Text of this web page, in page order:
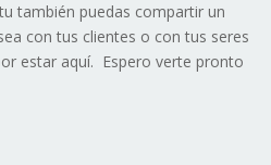
también puedas compartir un
con tus clientes o con tus seres
estar aquí. Espero verte pronto